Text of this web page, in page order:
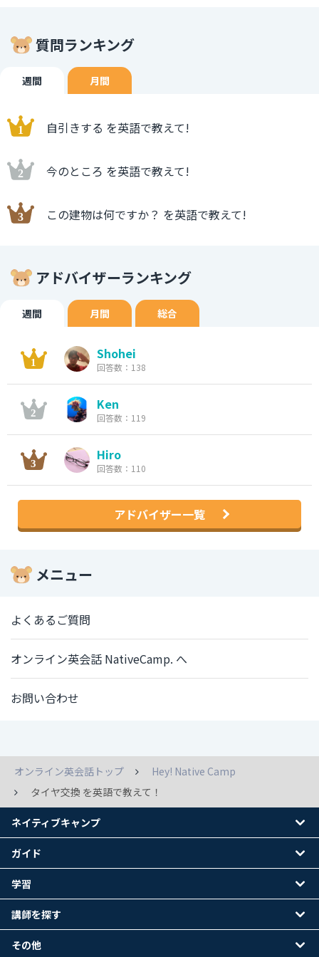
質問ランキング
週間 月間
自引きする を英語で教えて!
今のところ を英語で教えて!
この建物は何ですか？ を英語で教えて!
アドバイザーランキング
週間 月間 総合
Shohei
回答数：138
Ken
回答数：119
Hiro
回答数：110
アドバイザー一覧
メニュー
よくあるご質問
オンライン英会話 NativeCamp. へ
お問い合わせ
オンライン英会話トップ
Hey! Native Camp
タイヤ交換 を英語で教えて！
ネイティブキャンプ
ガイド
学習
講師を探す
その他